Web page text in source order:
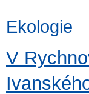
Ekologie
V